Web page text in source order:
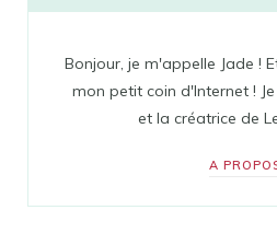
Bonjour, je m'appelle Jade !
mon petit coin d'Internet !
et la créatrice de
A